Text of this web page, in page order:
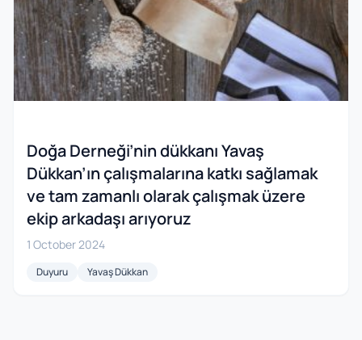
Doğa Derneği’nin dükkanı Yavaş
Dükkan’ın çalışmalarına katkı sağlamak
ve tam zamanlı olarak çalışmak üzere
ekip arkadaşı arıyoruz
1 October 2024
Duyuru Yavaş Dükkan